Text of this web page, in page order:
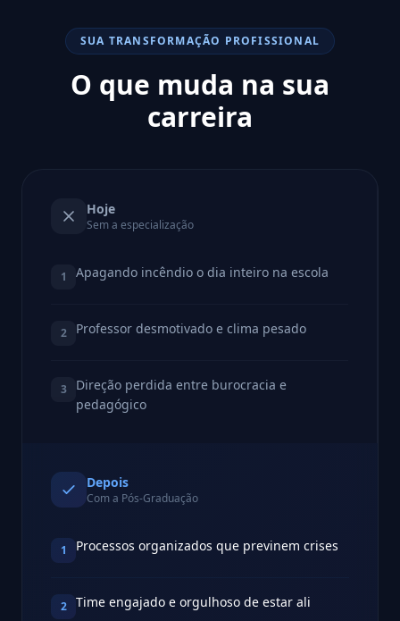
SUA TRANSFORMAÇÃO PROFISSIONAL
O que muda na sua
carreira
Hoje
Sem a especialização
1 Apagando incêndio o dia inteiro na escola
2 Professor desmotivado e clima pesado
3
Direção perdida entre burocracia e
pedagógico
Depois
Com a Pós-Graduação
1 Processos organizados que previnem crises
2 Time engajado e orgulhoso de estar ali